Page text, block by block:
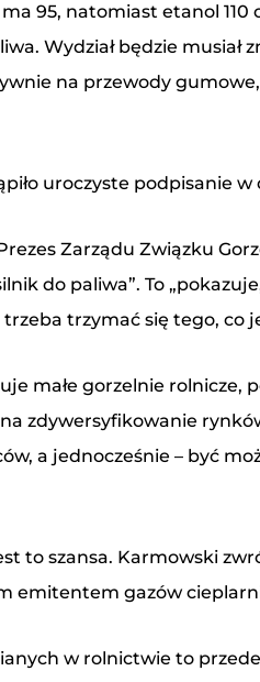
95, natomiast etanol
Wydział będzie musiał
na przewody
uroczyste podpisanie
Zarządu Związku
do paliwa”. To
trzymać się tego, co
małe gorzelnie
zdywersyfikowanie
a jednocześnie – być
to szansa. Karmowski
emitentem gazów
w rolnictwie to